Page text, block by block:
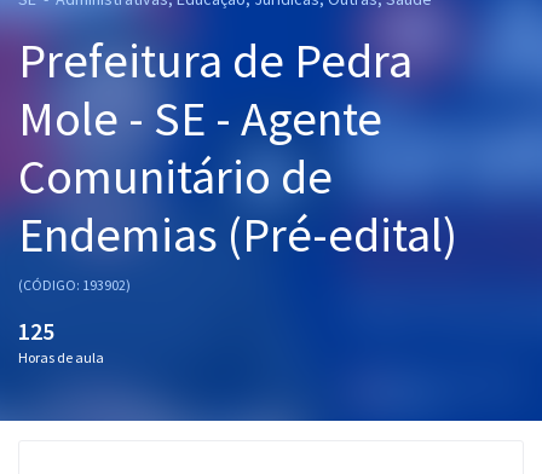
Cursos 20% OFF
Pós
Graduação
OAB
Questões grátis
Prefeitura de Pedra
Mole - SE - Agente
Comunitário de
Endemias (Pré-edital)
(CÓDIGO: 193902)
125
Horas de aula